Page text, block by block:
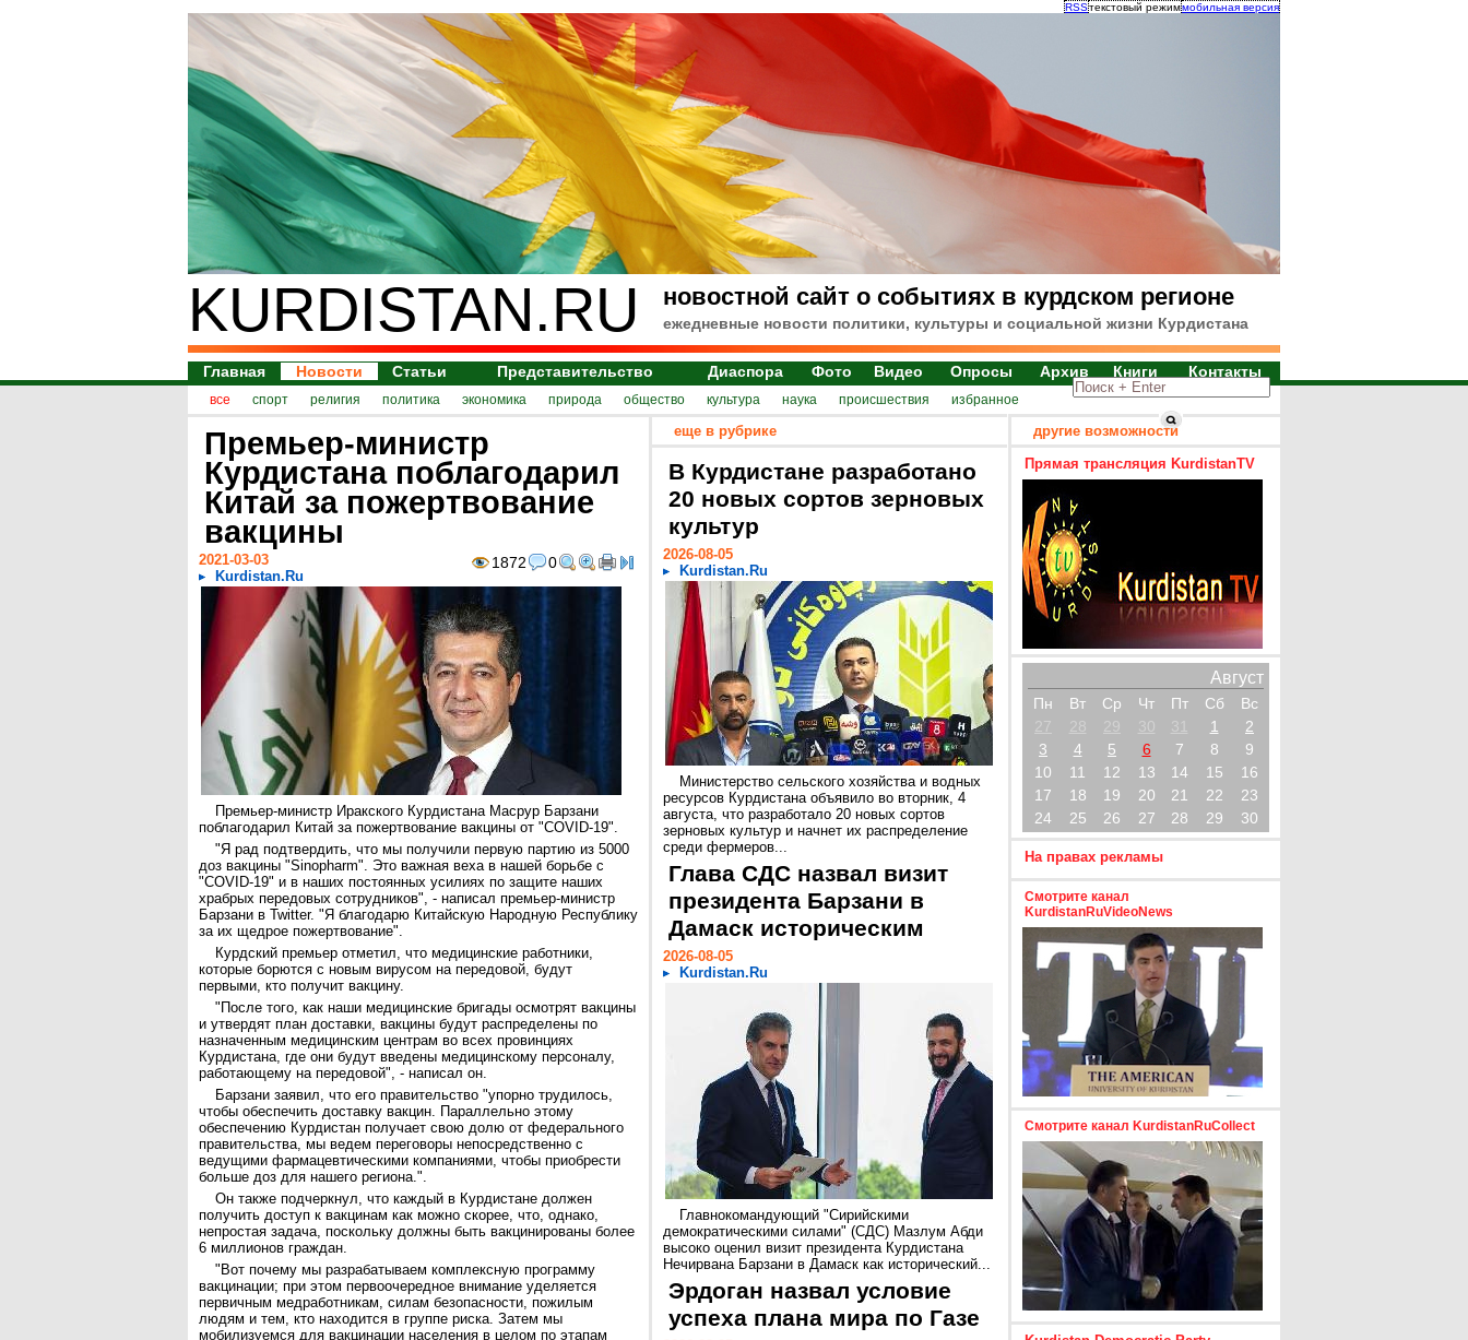
RSSтекстовый режиммобильная версия
KURDISTAN.RU новостной сайт о событиях в курдском регионе
ежедневные новости политики, культуры и социальной жизни Курдистана
Главная Новости Статьи Представительство Диаспора Фото Видео Опросы Архив Книги Контакты
все спорт религия политика экономика природа общество культура наука происшествия избранное
Премьер-министр
Курдистана поблагодарил
Китай за пожертвование
вакцины
1872 0
2021-03-03
Kurdistan.Ru
Премьер-министр Иракского Курдистана Масрур Барзани
поблагодарил Китай за пожертвование вакцины от "COVID-19".
"Я рад подтвердить, что мы получили первую партию из 5000
доз вакцины "Sinopharm". Это важная веха в нашей борьбе с
"COVID-19" и в наших постоянных усилиях по защите наших
храбрых передовых сотрудников", - написал премьер-министр
Барзани в Twitter. "Я благодарю Китайскую Народную Республику
за их щедрое пожертвование".
Курдский премьер отметил, что медицинские работники,
которые борются с новым вирусом на передовой, будут
первыми, кто получит вакцину.
"После того, как наши медицинские бригады осмотрят вакцины
и утвердят план доставки, вакцины будут распределены по
назначенным медицинским центрам во всех провинциях
Курдистана, где они будут введены медицинскому персоналу,
работающему на передовой", - написал он.
Барзани заявил, что его правительство "упорно трудилось,
чтобы обеспечить доставку вакцин. Параллельно этому
обеспечению Курдистан получает свою долю от федерального
правительства, мы ведем переговоры непосредственно с
ведущими фармацевтическими компаниями, чтобы приобрести
больше доз для нашего региона.".
Он также подчеркнул, что каждый в Курдистане должен
получить доступ к вакцинам как можно скорее, что, однако,
непростая задача, поскольку должны быть вакцинированы более
6 миллионов граждан.
"Вот почему мы разрабатываем комплексную программу
вакцинации; при этом первоочередное внимание уделяется
первичным медработникам, силам безопасности, пожилым
людям и тем, кто находится в группе риска. Затем мы
мобилизуемся для вакцинации населения в целом по этапам
еще в рубрике
В Курдистане разработано
20 новых сортов зерновых
культур
2026-08-05
Kurdistan.Ru
Министерство сельского хозяйства и водных
ресурсов Курдистана объявило во вторник, 4
августа, что разработало 20 новых сортов
зерновых культур и начнет их распределение
среди фермеров...
Глава СДС назвал визит
президента Барзани в
Дамаск историческим
2026-08-05
Kurdistan.Ru
Главнокомандующий "Сирийскими
демократическими силами" (СДС) Мазлум Абди
высоко оценил визит президента Курдистана
Нечирвана Барзани в Дамаск как исторический...
Эрдоган назвал условие
успеха плана мира по Газе
другие возможности
Прямая трансляция KurdistanTV
Август
Пн Вт Ср Чт Пт Сб
Вс
27
28 29 30 31 1
2
3
4 5 6 7 8
9
10
11 12 13 14 15
16
17
18 19 20 21 22
23
24
25 26 27 28 29 30
На правах рекламы
Смотрите канал
KurdistanRuVideoNews
Смотрите канал KurdistanRuCollect